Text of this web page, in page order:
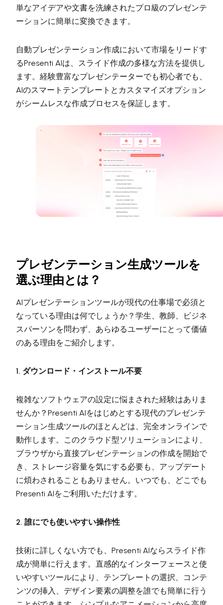
単なアイデアや文書を洗練されたプロ級のプレゼンテ
ーションに簡単に変換できます。
自動プレゼンテーション作成において市場をリードす
るPresenti AIは、スライド作成の多様な方法を提供し
ます。経験豊富なプレゼンテーターでも初心者でも、
AIのスマートテンプレートとカスタマイズオプション
がシームレスな作成プロセスを保証します。
プレゼンテーション生成ツールを
選ぶ理由とは？
AIプレゼンテーションツールが現代の仕事場で必須と
なっている理由は何でしょうか？学生、教師、ビジネ
スパーソンを問わず、あらゆるユーザーにとって価値
のある理由をご紹介します。
1. ダウンロード・インストール不要
複雑なソフトウェアの設定に悩まされた経験はありま
せんか？Presenti AIをはじめとする現代のプレゼンテ
ーション生成ツールのほとんどは、完全オンラインで
動作します。このクラウド型ソリューションにより、
ブラウザから直接プレゼンテーションの作成を開始で
き、ストレージ容量を気にする必要も、アップデート
に煩わされることもありません。いつでも、どこでも
Presenti AIをご利用いただけます。
2. 誰にでも使いやすい操作性
技術に詳しくない方でも、Presenti AIならスライド作
成が簡単に行えます。直感的なインターフェースと使
いやすいツールにより、テンプレートの選択、コンテ
ンツの挿入、デザイン要素の調整を誰でも簡単に行う